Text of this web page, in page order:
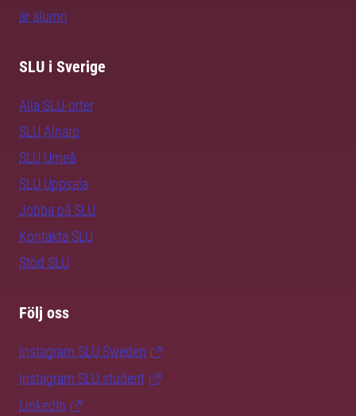
är alumn
SLU i Sverige
Alla SLU-orter
SLU Alnarp
SLU Umeå
SLU Uppsala
Jobba på SLU
Kontakta SLU
Stöd SLU
Följ oss
Instagram SLU.Sweden
Instagram SLU.student
LinkedIn